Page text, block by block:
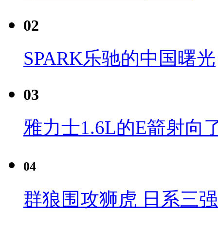
02
SPARK乐驰的中国曙光
03
雅力士1.6L的E箭射向
04
群狼围攻狮虎 日系三